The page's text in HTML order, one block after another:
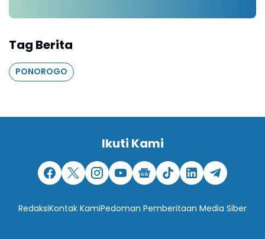
Tag Berita
PONOROGO
Ikuti Kami
RedaksiKontak KamiPedoman Pemberitaan Media Siber